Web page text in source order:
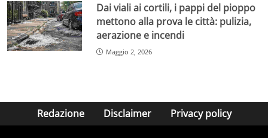
Dai viali ai cortili, i pappi del pioppo
mettono alla prova le città: pulizia,
aerazione e incendi
Maggio 2, 2026
Redazione Disclaimer Privacy policy